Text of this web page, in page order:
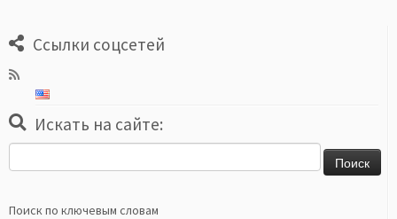
Ссылки соцсетей
Искать на сайте:
Поиск по ключевым словам